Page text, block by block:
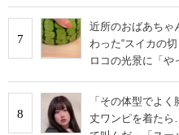
7
近所のおばあち
わった“スイカの
ロコの光景に「や
8
「その体型でよ
丈ワンピを着た